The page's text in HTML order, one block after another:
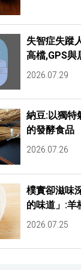
失智症失蹤
高檔,GPS與
2026.07.29
納豆:以獨特
的發酵食品
2026.07.26
樸實卻滋味
的味道」:羊
2026.07.25